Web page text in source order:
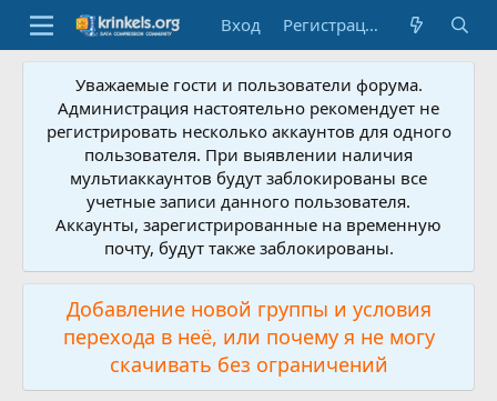
Вход Регистрация
Уважаемые гости и пользователи форума.
Администрация настоятельно рекомендует не
регистрировать несколько аккаунтов для одного
пользователя. При выявлении наличия
мультиаккаунтов будут заблокированы все
учетные записи данного пользователя.
Аккаунты, зарегистрированные на временную
почту, будут также заблокированы.
Добавление новой группы и условия
перехода в неё, или почему я не могу
скачивать без ограничений